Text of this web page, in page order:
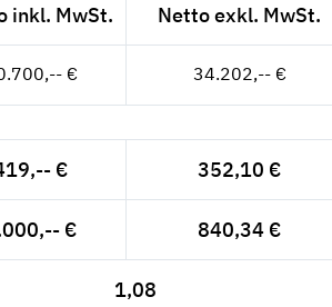
inkl. MwSt. Netto exkl. MwSt.
€ 34.202,-- €
€ 352,10 €
€ 840,34 €
1,08